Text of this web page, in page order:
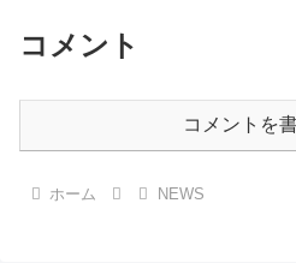
コメント
コメントを
ホーム NEWS